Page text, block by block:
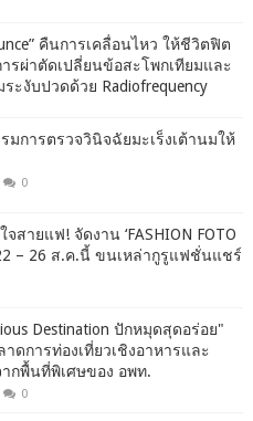
คืนการเคลื่อนไหว ให้ชีวิตฟิต
รผ่าตัดเปลี่ยนข้อสะโพกเทียมและ
ะงับปวดด้วย Radiofrequency
มการตรวจวินิจฉัยมะเร็งเต้านมให้
0
สายแฟ! จัดงาน ‘FASHION FOTO
22 – 26 ส.ค.นี้ ขนเหล่ากูรูแฟชั่นแชร์
Destination ปักหมุดสุดอร่อย"
าดการท่องเที่ยวเชิงอาหารและ
พื้นที่พิเศษของ อพท.
0